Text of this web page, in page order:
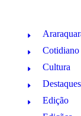
Cotidiano
Cultura
Destaques
Edição